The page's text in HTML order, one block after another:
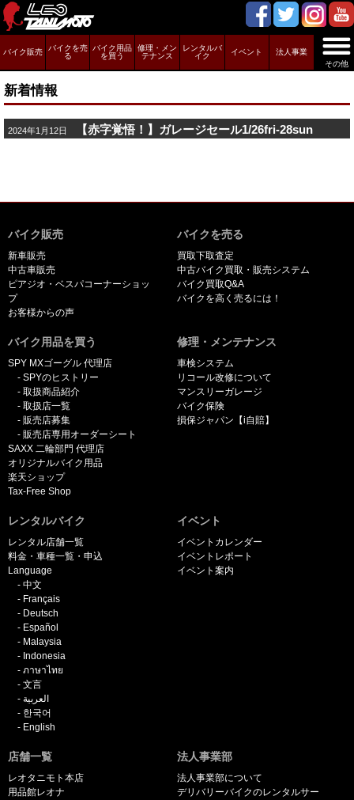
その他
バイク販売
バイクを売
る
バイク用品
を買う
修理・メン
テナンス
レンタルバ
イク
イベント 法人事業
新着情報
2024年1月12日 【赤字覚悟！】ガレージセール1/26fri-28sun
バイク販売
新車販売
中古車販売
ピアジオ・ベスパコーナーショッ
プ
お客様からの声
バイクを売る
買取下取査定
中古バイク買取・販売システム
バイク買取Q&A
バイクを高く売るには！
バイク用品を買う
SPY MXゴーグル 代理店
SPYのヒストリー
取扱商品紹介
取扱店一覧
販売店募集
販売店専用オーダーシート
SAXX 二輪部門 代理店
オリジナルバイク用品
楽天ショップ
Tax-Free Shop
修理・メンテナンス
車検システム
リコール改修について
マンスリーガレージ
バイク保険
損保ジャパン【i自賠】
レンタルバイク
レンタル店舗一覧
料金・車種一覧・申込
Language
中文
Français
Deutsch
Español
Malaysia
Indonesia
ภาษาไทย
文言
العربية
한국어
English
イベント
イベントカレンダー
イベントレポート
イベント案内
店舗一覧
レオタニモト本店
用品館レオナ
法人事業部
法人事業部について
デリバリーバイクのレンタルサー